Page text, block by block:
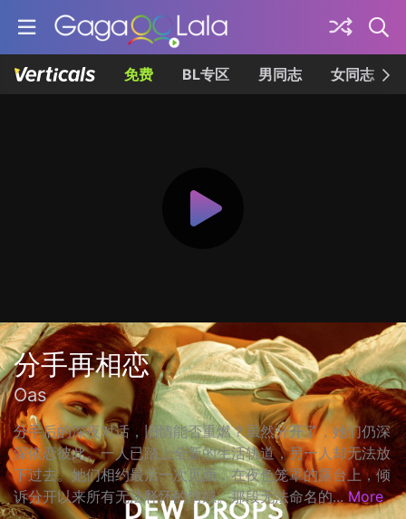
免费 BL专区 男同志 女同志
分手再相恋
Oas
分手后的深夜对话，旧情能否重燃？虽然分开了，她们仍深
深依恋彼此。一人已踏上全新的生活轨道，另一人却无法放
下过去。她们相约最后一次见面，在夜色笼罩的露台上，倾
诉分开以来所有无法释怀的情感。那段无法命名的... More